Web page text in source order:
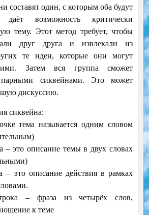
составят один, с которым оба будут
возможность критически
тему. Этот метод требует, чтобы
друг друга и извлекали из
те идеи, которые они могут
Затем вся группа сможет
парными сиквейнами. Это может
дискуссию.
сиквейна:
тема называется одним словом
– это описание темы в двух словах
– это описание действия в рамках
– фраза из четырёх слов,
к теме